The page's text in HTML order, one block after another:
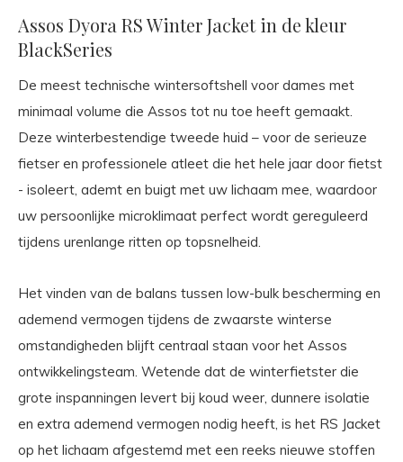
Assos Dyora RS Winter Jacket in de kleur
BlackSeries
De meest technische wintersoftshell voor dames met
minimaal volume die Assos tot nu toe heeft gemaakt.
Deze winterbestendige tweede huid – voor de serieuze
fietser en professionele atleet die het hele jaar door fietst
- isoleert, ademt en buigt met uw lichaam mee, waardoor
uw persoonlijke microklimaat perfect wordt gereguleerd
tijdens urenlange ritten op topsnelheid.
Het vinden van de balans tussen low-bulk bescherming en
ademend vermogen tijdens de zwaarste winterse
omstandigheden blijft centraal staan voor het Assos
ontwikkelingsteam. Wetende dat de winterfietster die
grote inspanningen levert bij koud weer, dunnere isolatie
en extra ademend vermogen nodig heeft, is het RS Jacket
op het lichaam afgestemd met een reeks nieuwe stoffen